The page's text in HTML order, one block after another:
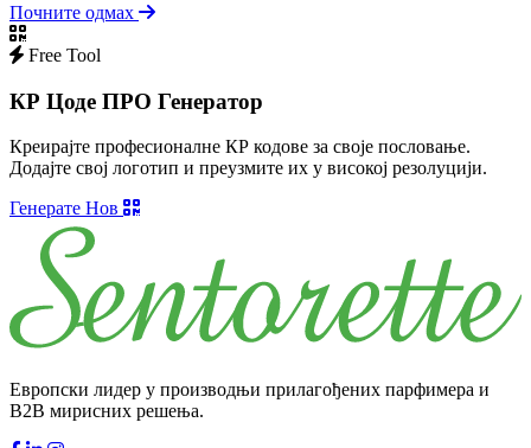
Почните одмах
Free Tool
КР Цоде ПРО Генератор
Креирајте професионалне КР кодове за своје пословање.
Додајте свој логотип и преузмите их у високој резолуцији.
Генерате Нов
Европски лидер у производњи прилагођених парфимера и
B2B мирисних решења.